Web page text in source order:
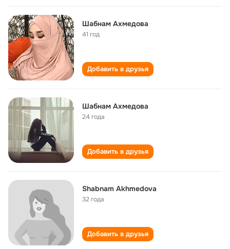
Шабнам Ахмедова
41 год
Добавить в друзья
Шабнам Ахмедова
24 года
Добавить в друзья
Shabnam Akhmedova
32 года
Добавить в друзья